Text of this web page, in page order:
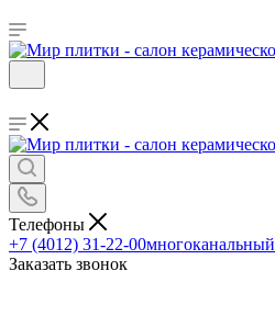
Телефоны
+7 (4012) 31-22-00многоканальный
Заказать звонок